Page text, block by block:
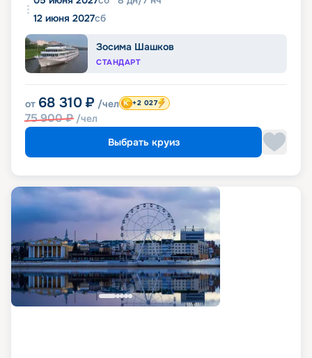
12 июня 2027сб
Зосима Шашков
СТАНДАРТ
от 68 310 ₽ /чел
75 900₽ /чел
+2 027
Выбрать круиз